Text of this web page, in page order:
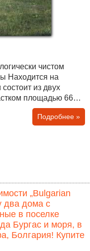
чистом
Находится на
из двух
6668
распределённое
Подробнее »
„Bulgarian
два дома с
в поселке
Бургас и моря, в
Болгария! Купите